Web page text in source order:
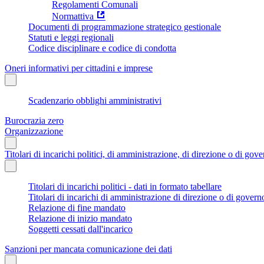
Regolamenti Comunali
Normattiva
Documenti di programmazione strategico gestionale
Statuti e leggi regionali
Codice disciplinare e codice di condotta
Oneri informativi per cittadini e imprese
Scadenzario obblighi amministrativi
Burocrazia zero
Organizzazione
Titolari di incarichi politici, di amministrazione, di direzione o di
Titolari di incarichi politici - dati in formato tabellare
Titolari di incarichi di amministrazione di direzione o di
Relazione di fine mandato
Relazione di inizio mandato
Soggetti cessati dall'incarico
Sanzioni per mancata comunicazione dei dati